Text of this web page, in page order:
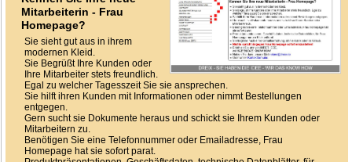
Mitarbeiterin - Frau
Homepage?
Sie sieht gut aus in ihrem
modernen Kleid.
Sie Begrüßt Ihre Kunden oder
Ihre Mitarbeiter stets freundlich.
Egal zu welcher Tagesszeit Sie sie ansprechen.
Sie hilft ihren Kunden mit Informationen oder nimmt Bestellungen
entgegen.
Gern sucht sie Dokumente heraus und schickt sie Ihrem Kunden oder
Mitarbeitern zu.
Benötigen Sie eine Telefonnummer oder Emailadresse, Frau
Homepage hat sie sofort parat.